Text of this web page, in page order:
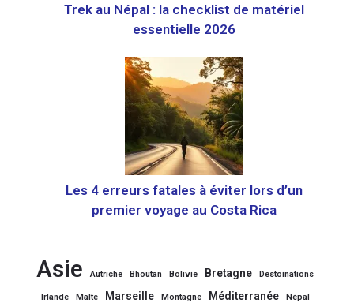
Trek au Népal : la checklist de matériel
essentielle 2026
Les 4 erreurs fatales à éviter lors d’un
premier voyage au Costa Rica
Asie Autriche Bhoutan Bolivie Bretagne Destoinations
Irlande Malte Marseille Montagne Méditerranée
Népal